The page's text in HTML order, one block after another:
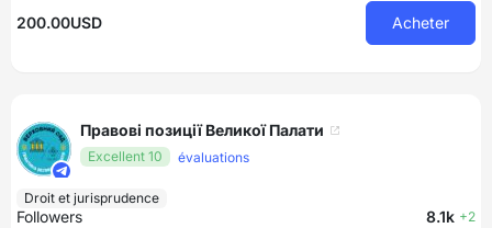
200.00USD Acheter
Правові позиції Великої Палати
Excellent 10 évaluations
Droit et jurisprudence
Followers 8.1k +2